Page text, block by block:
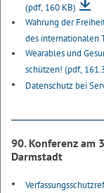
(pdf, 160 KB)
Wahrung der
des internationalen
Wearables und
schützen! (pdf,
Datenschutz bei
90. Konferenz am
Darmstadt